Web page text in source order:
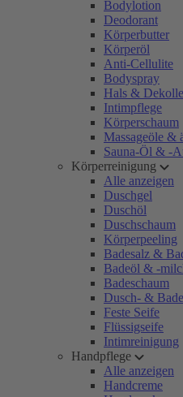
Bodylotion
Deodorant
Körperbutter
Körperöl
Anti-Cellulite
Bodyspray
Hals &
Intimpflege
Körperschaum
Massageöle &
Sauna-Öl & -
Körperreinigung
Alle anzeigen
Duschgel
Duschöl
Duschschaum
Körperpeeling
Badesalz &
Badeöl & -
Badeschaum
Dusch- &
Feste Seife
Flüssigseife
Intimreinigung
Handpflege
Alle anzeigen
Handcreme